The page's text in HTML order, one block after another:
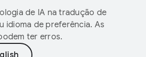
de IA na tradução de
idioma de preferência. As
ter erros.